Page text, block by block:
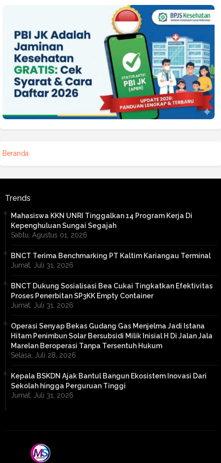
Beranda
Trends
Mahasiswa KKN UNRI Tinggalkan 14 Program Kerja Di
Kepenghuluan Sungai Segajah
Sabtu, Agustus 01, 2026
BNCT Terima Benchmarking PT Kaltim Kariangau Terminal
Jumat, Juli 31, 2026
BNCT Dukung Sosialisasi Bea Cukai Tingkatkan Efektivitas
Proses Penerbitan SP3KK Empty Container
Jumat, Juli 31, 2026
Operasi Senyap Bekas Gudang Gas Menjelma Jadi Istana
Hitam Penimbun Solar Bersubsidi Milik Inisial H Di Jalan Jala
Marelan Beroperasi Tanpa Tersentuh Hukum
Selasa, Juli 28, 2026
Kepala BSKDN Ajak Bantul Bangun Ekosistem Inovasi Dari
Sekolah hingga Perguruan Tinggi
Jumat, Juli 31, 2026